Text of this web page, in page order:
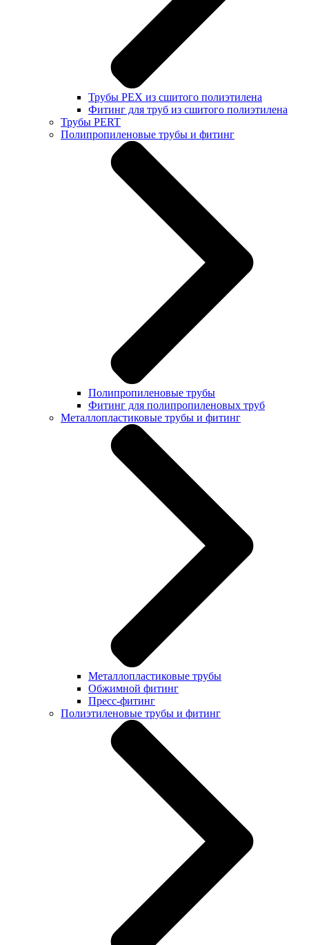
Трубы PEX из сшитого полиэтилена
Фитинг для труб из сшитого полиэтилена
Трубы PERT
Полипропиленовые трубы и фитинг
Полипропиленовые трубы
Фитинг для полипропиленовых труб
Металлопластиковые трубы и фитинг
Металлопластиковые трубы
Обжимной фитинг
Пресс-фитинг
Полиэтиленовые трубы и фитинг